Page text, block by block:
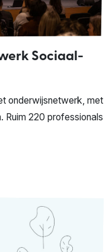
Sociaal-
onderwijsnetwerk, met
Ruim 220 professionals